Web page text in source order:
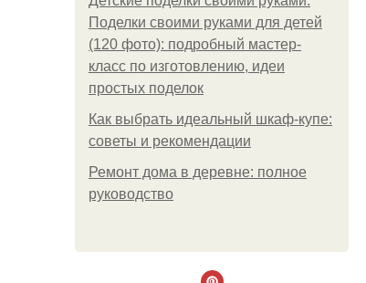
Поделки своими руками для детей
(120 фото): подробный мастер-
класс по изготовлению, идеи
простых поделок
Как выбрать идеальный шкаф-купе:
советы и рекомендации
Ремонт дома в деревне: полное
руководство